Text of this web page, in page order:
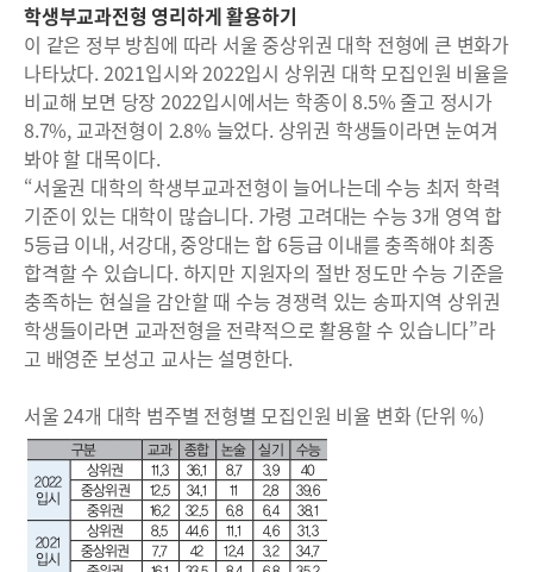
학생부교과전형 영리하게 활용하기
이 같은 정부 방침에 따라 서울 중상위권 대학 전형에 큰 변화가
나타났다. 2021입시와 2022입시 상위권 대학 모집인원 비율을
비교해 보면 당장 2022입시에서는 학종이 8.5% 줄고 정시가
8.7%, 교과전형이 2.8% 늘었다. 상위권 학생들이라면 눈여겨
봐야 할 대목이다.
“서울권 대학의 학생부교과전형이 늘어나는데 수능 최저 학력
기준이 있는 대학이 많습니다. 가령 고려대는 수능 3개 영역 합
5등급 이내, 서강대, 중앙대는 합 6등급 이내를 충족해야 최종
합격할 수 있습니다. 하지만 지원자의 절반 정도만 수능 기준을
충족하는 현실을 감안할 때 수능 경쟁력 있는 송파지역 상위권
학생들이라면 교과전형을 전략적으로 활용할 수 있습니다”라
고 배영준 보성고 교사는 설명한다.
서울 24개 대학 범주별 전형별 모집인원 비율 변화 (단위 %)